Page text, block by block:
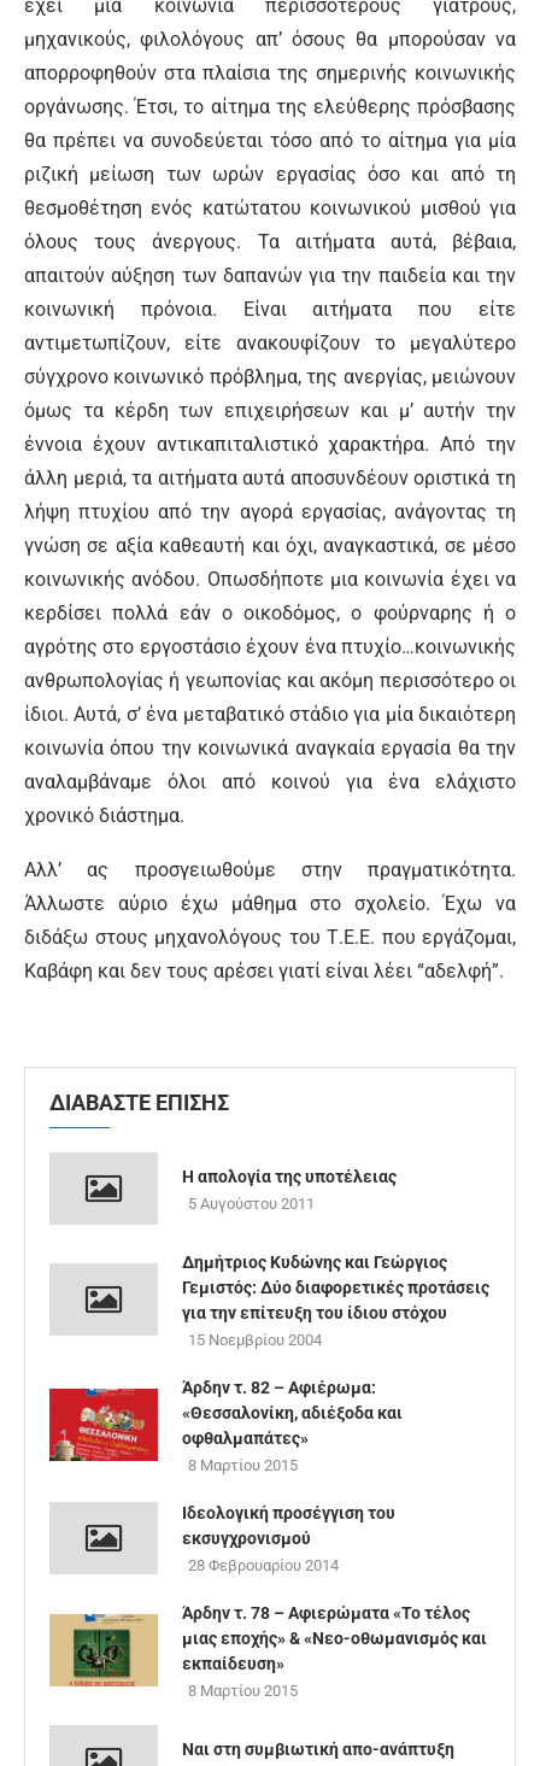
έχει μία κοινωνία περισσότερους γιατρούς,
μηχανικούς, φιλολόγους απ’ όσους θα μπορούσαν να
απορροφηθούν στα πλαίσια της σημερινής κοινωνικής
οργάνωσης. Έτσι, το αίτημα της ελεύθερης πρόσβασης
θα πρέπει να συνοδεύεται τόσο από το αίτημα για μία
ριζική μείωση των ωρών εργασίας όσο και από τη
θεσμοθέτηση ενός κατώτατου κοινωνικού μισθού για
όλους τους άνεργους. Τα αιτήματα αυτά, βέβαια,
απαιτούν αύξηση των δαπανών για την παιδεία και την
κοινωνική πρόνοια. Είναι αιτήματα που είτε
αντιμετωπίζουν, είτε ανακουφίζουν το μεγαλύτερο
σύγχρονο κοινωνικό πρόβλημα, της ανεργίας, μειώνουν
όμως τα κέρδη των επιχειρήσεων και μ’ αυτήν την
έννοια έχουν αντικαπιταλιστικό χαρακτήρα. Από την
άλλη μεριά, τα αιτήματα αυτά αποσυνδέουν οριστικά τη
λήψη πτυχίου από την αγορά εργασίας, ανάγοντας τη
γνώση σε αξία καθεαυτή και όχι, αναγκαστικά, σε μέσο
κοινωνικής ανόδου. Οπωσδήποτε μια κοινωνία έχει να
κερδίσει πολλά εάν ο οικοδόμος, ο φούρναρης ή ο
αγρότης στο εργοστάσιο έχουν ένα πτυχίο…κοινωνικής
ανθρωπολογίας ή γεωπονίας και ακόμη περισσότερο οι
ίδιοι. Αυτά, σ’ ένα μεταβατικό στάδιο για μία δικαιότερη
κοινωνία όπου την κοινωνικά αναγκαία εργασία θα την
αναλαμβάναμε όλοι από κοινού για ένα ελάχιστο
χρονικό διάστημα.
Αλλ’ ας προσγειωθούμε στην πραγματικότητα.
Άλλωστε αύριο έχω μάθημα στο σχολείο. Έχω να
διδάξω στους μηχανολόγους του Τ.Ε.Ε. που εργάζομαι,
Καβάφη και δεν τους αρέσει γιατί είναι λέει “αδελφή”.
ΔΙΑΒΑΣΤΕ ΕΠΙΣΗΣ
Η απολογία της υποτέλειας
5 Αυγούστου 2011
Δημήτριος Κυδώνης και Γεώργιος
Γεμιστός: Δύο διαφορετικές προτάσεις
για την επίτευξη του ίδιου στόχου
15 Νοεμβρίου 2004
Άρδην τ. 82 – Αφιέρωμα:
«Θεσσαλονίκη, αδιέξοδα και
οφθαλμαπάτες»
8 Μαρτίου 2015
Ιδεολογική προσέγγιση του
εκσυγχρονισμού
28 Φεβρουαρίου 2014
Άρδην τ. 78 – Αφιερώματα «Το τέλος
μιας εποχής» & «Νεο-οθωμανισμός και
εκπαίδευση»
8 Μαρτίου 2015
Ναι στη συμβιωτική απο-ανάπτυξη